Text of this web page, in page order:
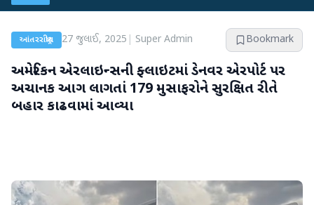
આંતરરાષ્ટ્રીય 27 જુલાઈ, 2025 Super Admin Bookmark
અમેરિકન એરલાઇન્સની ફ્લાઇટમાં ડેનવર એરપોર્ટ પર
અચાનક આગ લાગતાં 179 મુસાફરોને સુરક્ષિત રીતે
બહાર કાઢવામાં આવ્યા